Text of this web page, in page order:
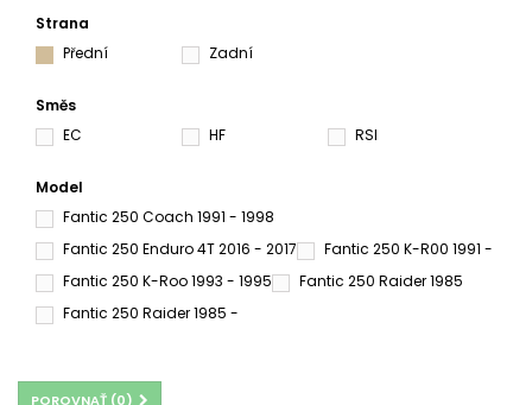
Strana
Přední
Zadní
Směs
EC
HF RSI
Model
Fantic 250 Coach 1991 - 1998
Fantic 250 Enduro 4T 2016 - 2017
Fantic 250 K-R00 1991 -
Fantic 250 K-Roo 1993 - 1995
Fantic 250 Raider 1985
Fantic 250 Raider 1985 -
POROVNAŤ (0)